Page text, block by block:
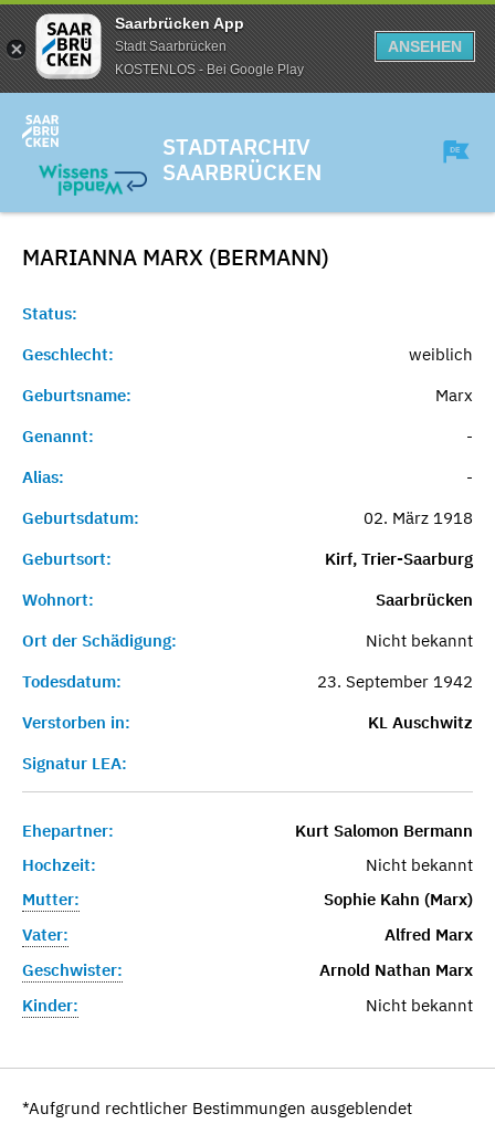
Saarbrücken App
Stadt Saarbrücken
KOSTENLOS - Bei Google Play
ANSEHEN
STADTARCHIV
SAARBRÜCKEN
MARIANNA MARX (BERMANN)
Status:
Geschlecht:
weiblich
Geburtsname:
Marx
Genannt:
-
Alias:
-
Geburtsdatum:
02. März 1918
Geburtsort:
Kirf, Trier-Saarburg
Wohnort:
Saarbrücken
Ort der Schädigung:
Nicht bekannt
Todesdatum:
23. September 1942
Verstorben in:
KL Auschwitz
Signatur LEA:
Ehepartner:
Kurt Salomon Bermann
Hochzeit:
Nicht bekannt
Mutter:
Sophie Kahn (Marx)
Vater:
Alfred Marx
Geschwister:
Arnold Nathan Marx
Kinder:
Nicht bekannt
*Aufgrund rechtlicher Bestimmungen ausgeblendet